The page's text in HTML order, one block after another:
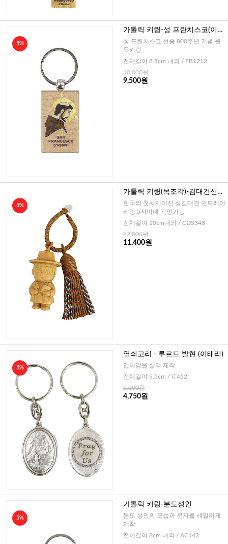
5%
가톨릭 키링-성 프란치스코(이태
리)1
성 프란치스코 선종 800주년 기념 원
목키링
전체길이 8.5cm 내외 / FB1212
10,000원
9,500원
5%
가톨릭 키링(목조각)-김대건신부
님
한국의 첫사제이신 성김대건 안드레아
키링,5자이내 각인가능
전체길이 10cm내외 / CDS348
12,000원
11,400원
5%
열쇠고리 - 루르드 발현 (이태리)
입체감을 살려 제작
전체길이 9.5cm / iT452
5,000원
4,750원
5%
가톨릭 키링-분도성인
분도 성인의 모습과 문자를 세밀하게
제작
전체길이 8cm 내외 / AC143